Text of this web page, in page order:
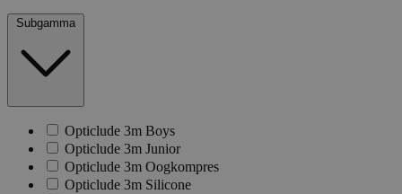
Subgamma
Opticlude 3m Boys
Opticlude 3m Junior
Opticlude 3m Oogkompres
Opticlude 3m Silicone